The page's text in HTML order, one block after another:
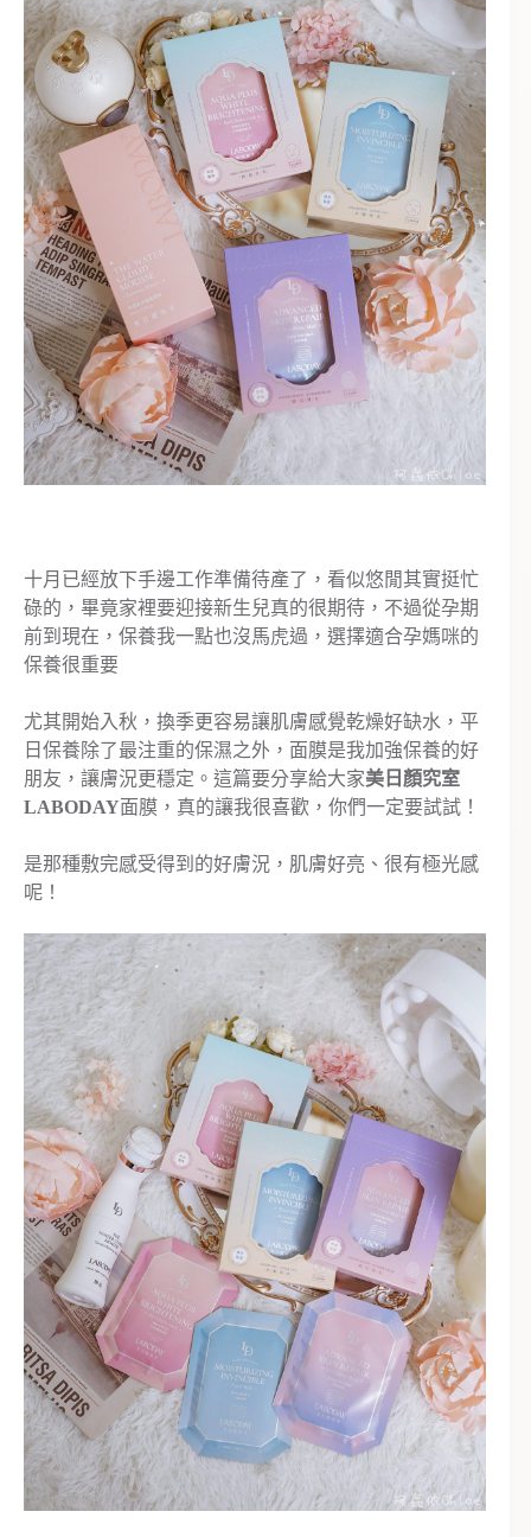
十月已經放下手邊工作準備待產了，看似悠閒其實挺忙
碌的，畢竟家裡要迎接新生兒真的很期待，不過從孕期
前到現在，保養我一點也沒馬虎過，選擇適合孕媽咪的
保養很重要
尤其開始入秋，換季更容易讓肌膚感覺乾燥好缺水，平
日保養除了最注重的保濕之外，面膜是我加強保養的好
朋友，讓膚況更穩定。這篇要分享給大家美日顏究室
LABODAY面膜，真的讓我很喜歡，你們一定要試試！
是那種敷完感受得到的好膚況，肌膚好亮、很有極光感
呢！